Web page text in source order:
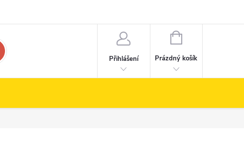
Přihlášení
NÁKUPNÍ
Prázdný košík